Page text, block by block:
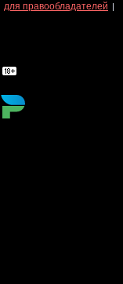
для правообладателей |